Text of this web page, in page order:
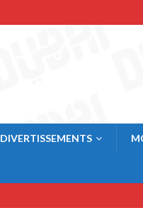
DIVERTISSEMENTS